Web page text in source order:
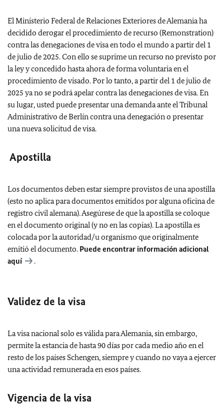
El Ministerio Federal de Relaciones Exteriores de Alemania ha
decidido derogar el procedimiento de recurso (Remonstration)
contra las denegaciones de visa en todo el mundo a partir del 1
de julio de 2025. Con ello se suprime un recurso no previsto por
la ley y concedido hasta ahora de forma voluntaria en el
procedimiento de visado. Por lo tanto, a partir del 1 de julio de
2025 ya no se podrá apelar contra las denegaciones de visa. En
su lugar, usted puede presentar una demanda ante el Tribunal
Administrativo de Berlín contra una denegación o presentar
una nueva solicitud de visa.
Apostilla
Los documentos deben estar siempre provistos de una apostilla
(esto no aplica para documentos emitidos por alguna oficina de
registro civil alemana). Asegúrese de que la apostilla se coloque
en el documento original (y no en las copias). La apostilla es
colocada por la autoridad/u organismo que originalmente
emitió el documento. Puede encontrar información adicional
aquí
.
Validez de la visa
La visa nacional solo es válida para Alemania, sin embargo,
permite la estancia de hasta 90 días por cada medio año en el
resto de los países Schengen, siempre y cuando no vaya a ejercer
una actividad remunerada en esos países.
Vigencia de la visa